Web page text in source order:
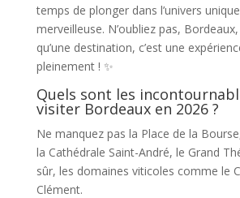
temps de plonger dans l’univers
merveilleuse. N’oubliez pas, Bordeaux,
qu’une destination, c’est une
pleinement ! ✨
Quels sont les
visiter Bordeaux en 2026 ?
Ne manquez pas la Place de la
la Cathédrale Saint-André, le Grand
sûr, les domaines viticoles comme le
Clément.